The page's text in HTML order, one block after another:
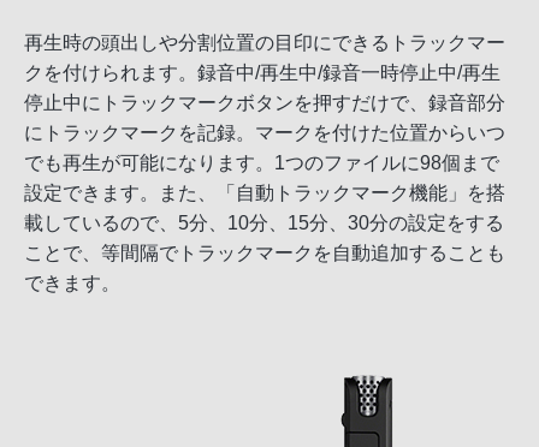
再生時の頭出しや分割位置の目印にできるトラックマー
クを付けられます。録音中/再生中/録音一時停止中/再生
停止中にトラックマークボタンを押すだけで、録音部分
にトラックマークを記録。マークを付けた位置からいつ
でも再生が可能になります。1つのファイルに98個まで
設定できます。また、「自動トラックマーク機能」を搭
載しているので、5分、10分、15分、30分の設定をする
ことで、等間隔でトラックマークを自動追加することも
できます。